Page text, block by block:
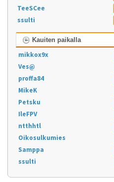
TeeSCee
ssulti
Kauiten paikalla
mikkox9x
Ves@
proffa84
MikeK
Petsku
IleFPV
ntthhtl
Oikosulkumies
Samppa
ssulti